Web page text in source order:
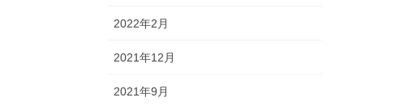
2022年2月
2021年12月
2021年9月